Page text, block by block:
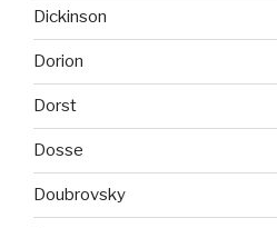
Dickinson
Dorion
Dorst
Dosse
Doubrovsky